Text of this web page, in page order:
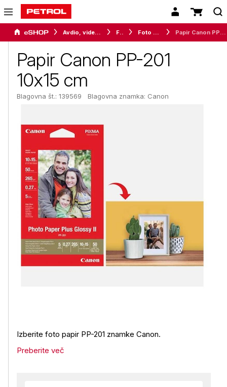
Avdio, video in telefonija Foto Foto papir
Papir Canon PP-201
10x15 cm
Blagovna št.: 139569 Blagovna znamka: Canon
Izberite foto papir PP-201 znamke Canon.
Preberite več